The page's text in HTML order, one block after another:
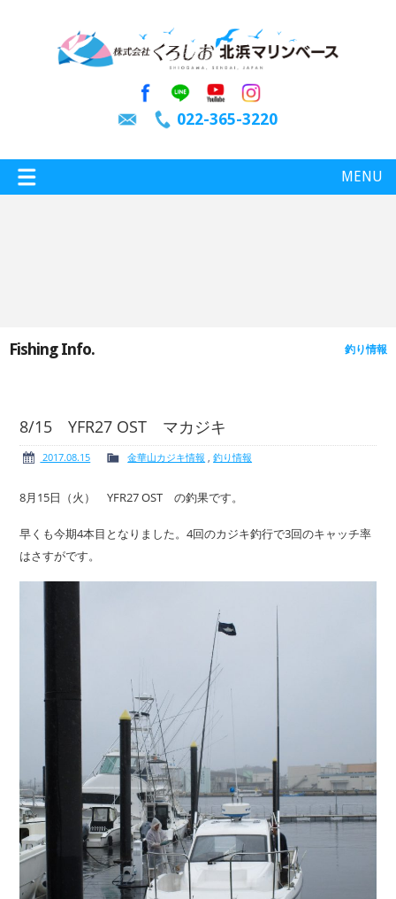
022-365-3220
MENU
サービス案内 イベント情報
新艇・展示艇情報
求人情報 会社概要
Fishing Info. 釣り情報
8/15 YFR27 OST マカジキ
2017.08.15 金華山カジキ情報 ,釣り情報
8月15日（火） YFR27 OST の釣果です。
早くも今期4本目となりました。4回のカジキ釣行で3回のキャッチ率
はさすがです。